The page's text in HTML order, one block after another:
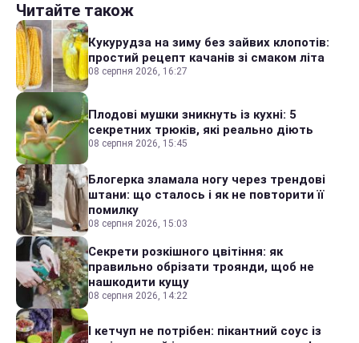
Читайте також
Кукурудза на зиму без зайвих клопотів:
простий рецепт качанів зі смаком літа
08 серпня 2026, 16:27
Плодові мушки зникнуть із кухні: 5
секретних трюків, які реально діють
08 серпня 2026, 15:45
Блогерка зламала ногу через трендові
штани: що сталось і як не повторити її
помилку
08 серпня 2026, 15:03
Секрети розкішного цвітіння: як
правильно обрізати троянди, щоб не
нашкодити кущу
08 серпня 2026, 14:22
І кетчуп не потрібен: пікантний соус із